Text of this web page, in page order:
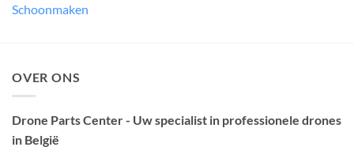
Schoonmaken
OVER ONS
Drone Parts Center - Uw specialist in professionele drones
in België